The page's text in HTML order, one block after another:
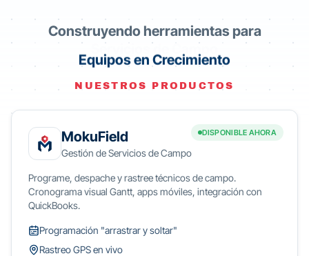
Construyendo herramientas para
Equipos en Crecimiento
NUESTROS PRODUCTOS
DISPONIBLE AHORA
MokuField
Gestión de Servicios de Campo
Programe, despache y rastree técnicos de campo.
Cronograma visual Gantt, apps móviles, integración con
QuickBooks.
Programación "arrastrar y soltar"
Rastreo GPS en vivo